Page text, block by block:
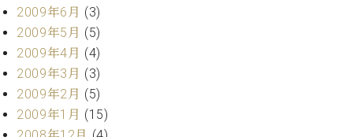
2009年6月 (3)
2009年5月 (5)
2009年4月 (4)
2009年3月 (3)
2009年2月 (5)
2009年1月 (15)